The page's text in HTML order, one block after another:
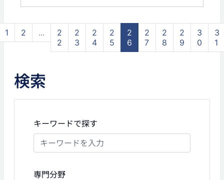
1 2 ...
2
2
2
3
2
4
2
5
2
6
2
7
2
8
2
9
3
0
3
1
検索
キーワードで探す
専門分野